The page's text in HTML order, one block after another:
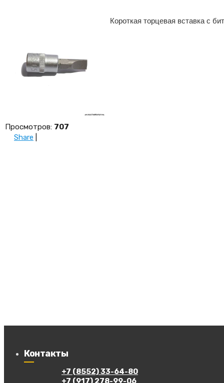
Короткая торцевая вставка с
Просмотров: 707
Share
Контакты
+7 (8552) 33-64-80
+7 (917) 278-99-06